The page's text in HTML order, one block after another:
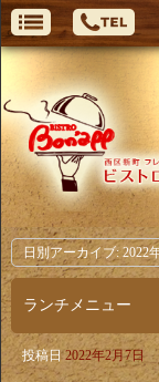
日別アーカイブ: 2022
ランチメニュー
投稿日 2022年2月7日